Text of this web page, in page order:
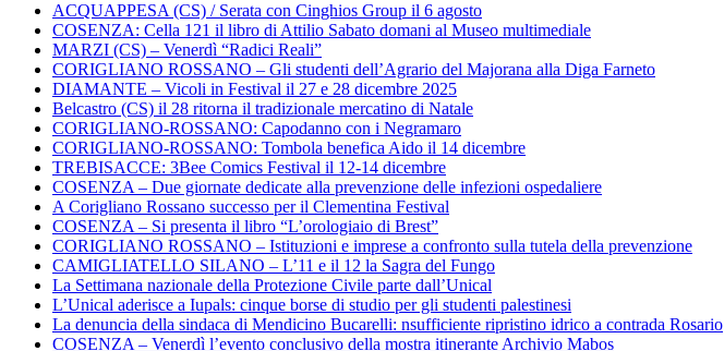
ACQUAPPESA (CS) / Serata con Cinghios Group il 6 agosto
COSENZA: Cella 121 il libro di Attilio Sabato domani al Museo multimediale
MARZI (CS) – Venerdì “Radici Reali”
CORIGLIANO ROSSANO – Gli studenti dell’Agrario del Majorana alla Diga Farneto
DIAMANTE – Vicoli in Festival il 27 e 28 dicembre 2025
Belcastro (CS) il 28 ritorna il tradizionale mercatino di Natale
CORIGLIANO-ROSSANO: Capodanno con i Negramaro
CORIGLIANO-ROSSANO: Tombola benefica Aido il 14 dicembre
TREBISACCE: 3Bee Comics Festival il 12-14 dicembre
COSENZA – Due giornate dedicate alla prevenzione delle infezioni ospedaliere
A Corigliano Rossano successo per il Clementina Festival
COSENZA – Si presenta il libro “L’orologiaio di Brest”
CORIGLIANO ROSSANO – Istituzioni e imprese a confronto sulla tutela della prevenzione
CAMIGLIATELLO SILANO – L’11 e il 12 la Sagra del Fungo
La Settimana nazionale della Protezione Civile parte dall’Unical
L’Unical aderisce a Iupals: cinque borse di studio per gli studenti palestinesi
La denuncia della sindaca di Mendicino Bucarelli: nsufficiente ripristino idrico a contrada Rosario
COSENZA – Venerdì l’evento conclusivo della mostra itinerante Archivio Mabos